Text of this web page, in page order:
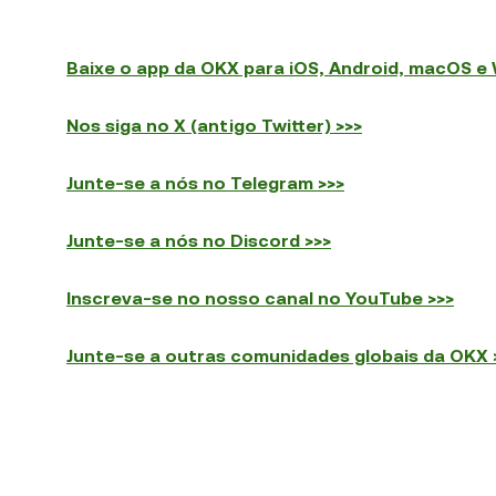
Baixe o app da OKX para iOS, Android, macOS e
Nos siga no X (antigo Twitter) >>>
Junte-se a nós no Telegram >>>
Junte-se a nós no Discord >>>
Inscreva-se no nosso canal no YouTube >>>
Junte-se a outras comunidades globais da OKX